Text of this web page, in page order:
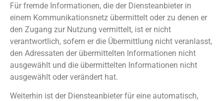
Für fremde Informationen, die der Diensteanbieter in
einem Kommunikationsnetz übermittelt oder zu denen er
den Zugang zur Nutzung vermittelt, ist er nicht
verantwortlich, sofern er die Übermittlung nicht veranlasst,
den Adressaten der übermittelten Informationen nicht
ausgewählt und die übermittelten Informationen nicht
ausgewählt oder verändert hat.
Weiterhin ist der Diensteanbieter für eine automatisch,